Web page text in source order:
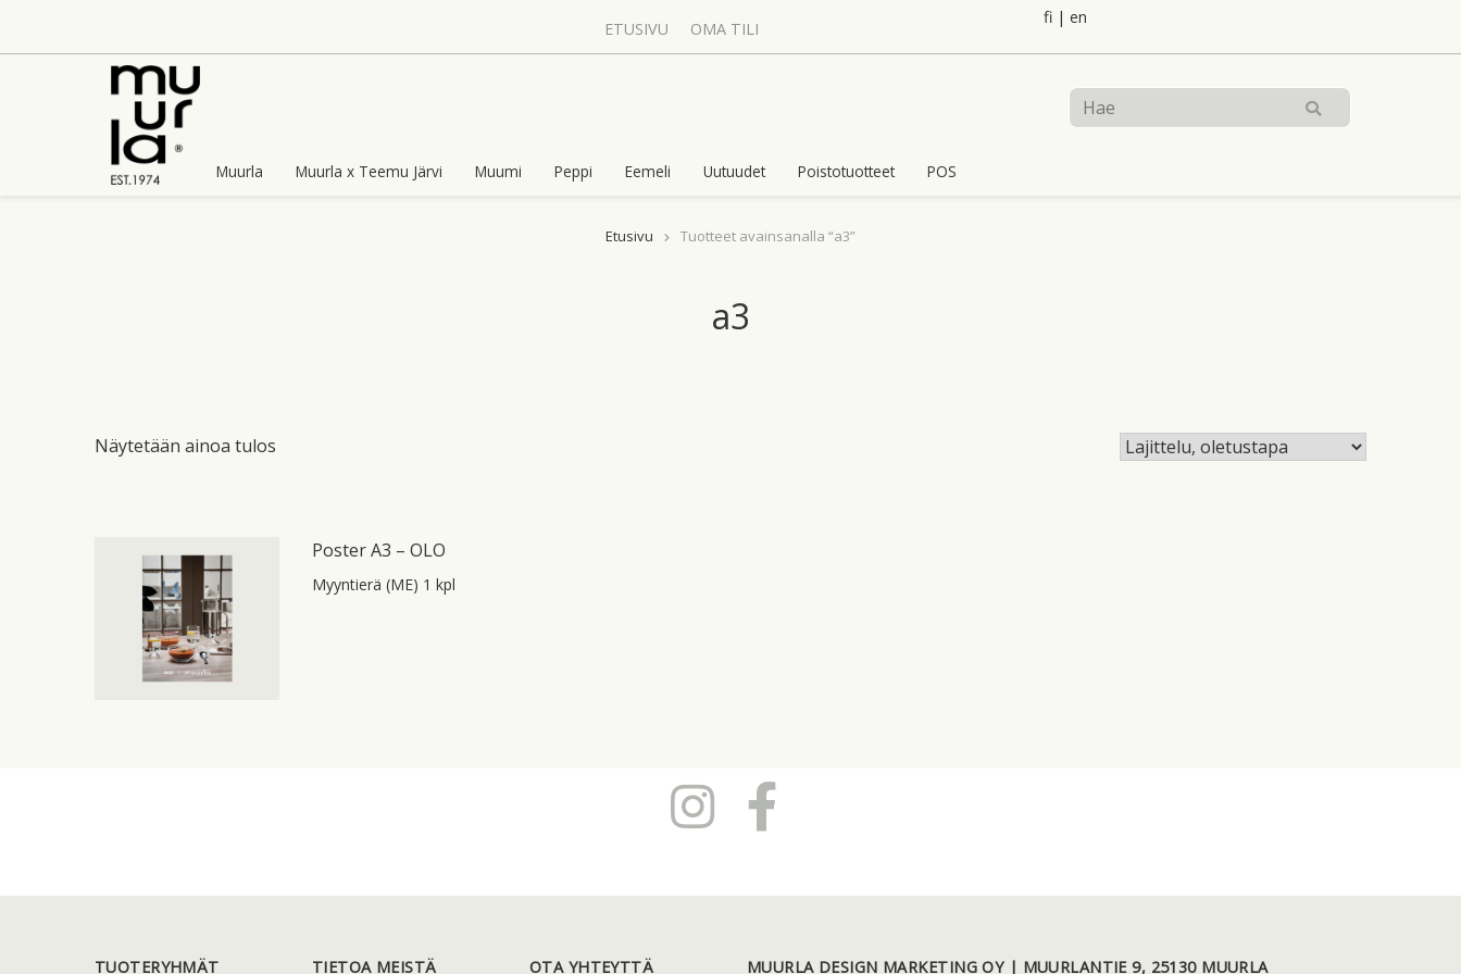
ETUSIVU OMA TILI
fi | en
Muurla Muurla x Teemu Järvi Muumi Peppi Eemeli Uutuudet Poistotuotteet POS
Etusivu Tuotteet avainsanalla “a3”
a3
Näytetään ainoa tulos
Poster A3 – OLO
Myyntierä (ME) 1 kpl
TUOTERYHMÄT TIETOA MEISTÄ OTA YHTEYTTÄ MUURLA DESIGN MARKETING OY | MUURLANTIE 9, 25130 MUURLA